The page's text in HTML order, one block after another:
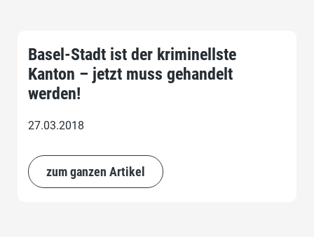
Basel-Stadt ist der kriminellste
Kanton – jetzt muss gehandelt
werden!
27.03.2018
zum ganzen Artikel